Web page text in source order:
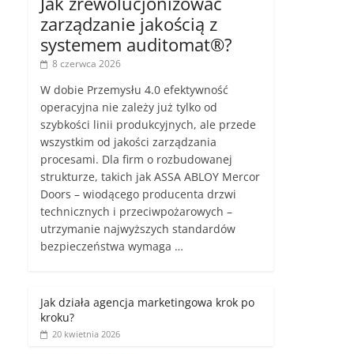
zarządzanie jakością z
systemem auditomat®?
8 czerwca 2026
W dobie Przemysłu 4.0 efektywność
operacyjna nie zależy już tylko od
szybkości linii produkcyjnych, ale przede
wszystkim od jakości zarządzania
procesami. Dla firm o rozbudowanej
strukturze, takich jak ASSA ABLOY Mercor
Doors – wiodącego producenta drzwi
technicznych i przeciwpożarowych –
utrzymanie najwyższych standardów
bezpieczeństwa wymaga …
Jak działa agencja marketingowa krok po
kroku?
20 kwietnia 2026